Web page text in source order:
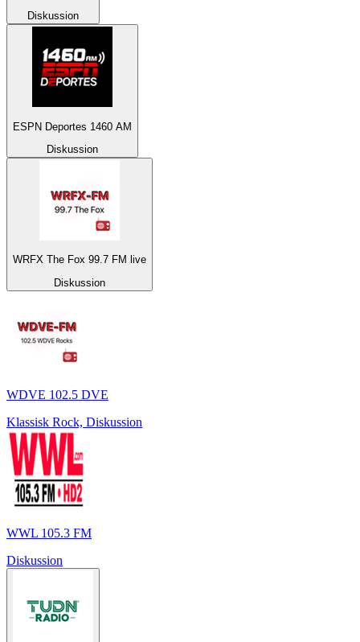
Diskussion
ESPN Deportes 1460 AM
Diskussion
WRFX The Fox 99.7 FM live
Diskussion
WDVE 102.5 DVE
Klassisk Rock, Diskussion
WWL 105.3 FM
Diskussion